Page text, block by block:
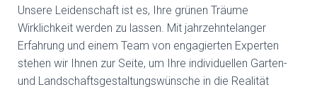
Unsere Leidenschaft ist es, Ihre grünen Träume
Wirklichkeit werden zu lassen. Mit jahrzehntelanger
Erfahrung und einem Team von engagierten Experten
stehen wir Ihnen zur Seite, um Ihre individuellen Garten-
und Landschaftsgestaltungswünsche in die Realität